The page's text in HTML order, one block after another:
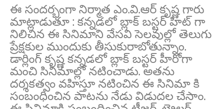
ఈ సందర్భంగా నిర్మాత ఎం.వి.ఆర్ కృష్ణ గారు
మాట్లాడుతూ : కన్నడలో బ్లాక్ బస్టర్ హిట్ గా
నిలిచిన ఈ సినిమాని వేసవి సెలవుల్లో తెలుగు
ప్రేక్షకుల ముందుకు తీసుకురాబోతున్నాం.
డార్లింగ్ కృష్ణ కన్నడలో బ్లాక్ బస్టర్ హీరోగా
మంచి సినిమాల్లో నటించాడు. అతను
దర్శకత్వం వహిస్తూ నటించిన ఈ సినిమా కి
సంబంధించిన పాటను నేడు విడుదల చేసాం.